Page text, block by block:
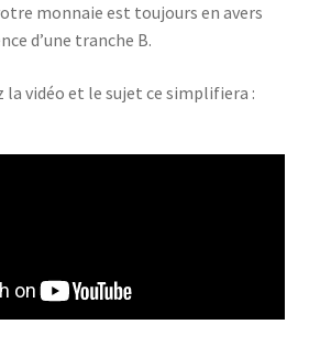
monnaie est toujours en avers
d’une tranche B.
la vidéo et le sujet ce simplifiera :